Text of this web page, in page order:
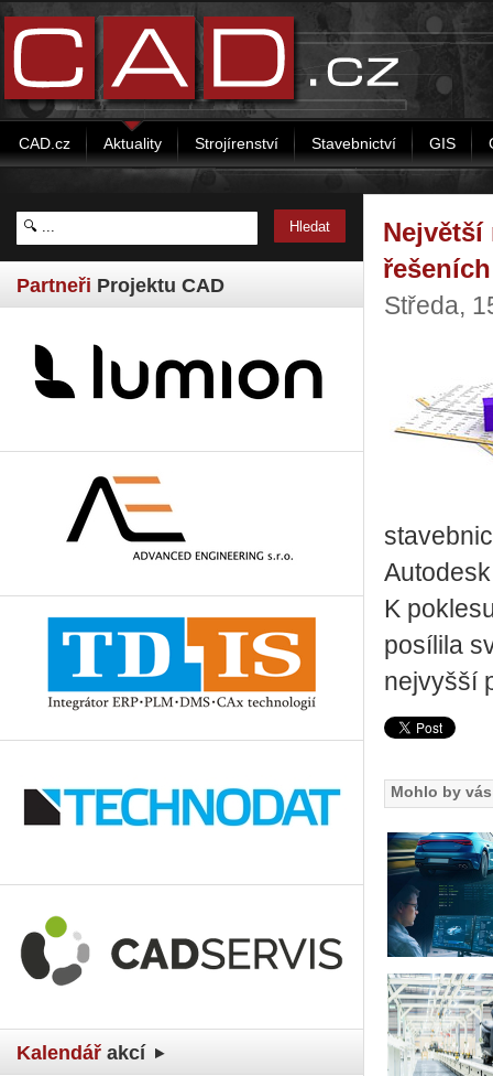
CAD.cz Aktuality Strojírenství Stavebnictví GIS
Partneři Projektu CAD
Kalendář akcí
Největší
řešeních
Středa,
K
posílila
nejvyšší
Mohlo by